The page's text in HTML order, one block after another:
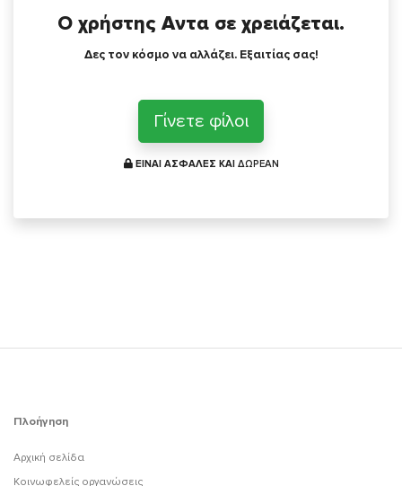
Ο χρήστης Αντα σε χρειάζεται.
Δες τον κόσμο να αλλάζει. Εξαιτίας σας!
Γίνετε φίλοι
ΕΙΝΑΙ ΑΣΦΑΛΕΣ ΚΑΙ ΔΩΡΕΑΝ
Πλοήγηση
Αρχική σελίδα
Κοινωφελείς οργανώσεις